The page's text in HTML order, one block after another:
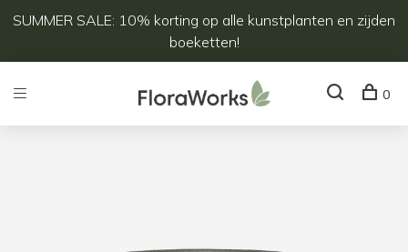
SUMMER SALE: 10% korting op alle kunstplanten en zijden
boeketten!
0